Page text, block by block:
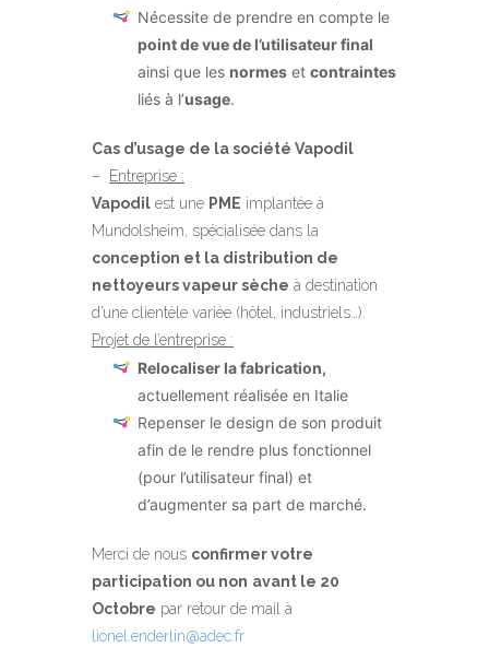
Nécessite de prendre en compte le
point de vue de l’utilisateur final
ainsi que les normes et contraintes
liés à l’usage.
Cas d’usage de la société Vapodil
–
Entreprise :
Vapodil est une PME implantée à
Mundolsheim, spécialisée dans la
conception et la distribution de
nettoyeurs vapeur sèche à destination
d’une clientèle variée (hôtel, industriels…).
Projet de l’entreprise :
Relocaliser la fabrication,
actuellement réalisée en Italie
Repenser le design de son produit
afin de le rendre plus fonctionnel
(pour l’utilisateur final) et
d’augmenter sa part de marché.
Merci de nous confirmer votre
participation ou non avant le 20
Octobre par retour de mail à
lionel.enderlin@adec.fr